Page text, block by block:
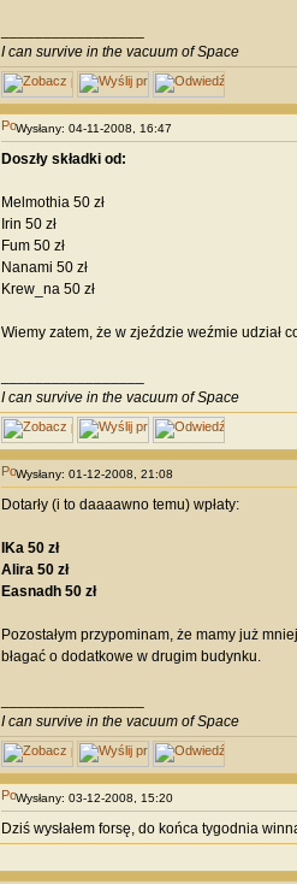
I can survive in the vacuum of Space
Wysłany: 04-11-2008, 16:47
Doszły składki od:
Melmothia 50 zł
Irin 50 zł
Fum 50 zł
Nanami 50 zł
Krew_na 50 zł
Wiemy zatem, że w zjeździe weźmie udział
I can survive in the vacuum of Space
Wysłany: 01-12-2008, 21:08
Dotarły (i to daaaawno temu) wpłaty:
IKa 50 zł
Alira 50 zł
Easnadh 50 zł
Pozostałym przypominam, że mamy już
błagać o dodatkowe w drugim budynku.
I can survive in the vacuum of Space
Wysłany: 03-12-2008, 15:20
Dziś wysłałem forsę, do końca tygodnia